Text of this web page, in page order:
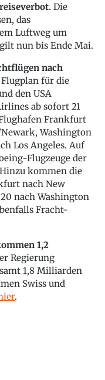
Die
das
Luftweg um
nun bis Ende Mai.
nach
für die
den USA
ab sofort 21
Frankfurt
Washington
Los Angeles. Auf
Flugzeuge der
kommen die
nach New
nach Washington
Fracht-
1,2
Regierung
1,8 Milliarden
Swiss und
.